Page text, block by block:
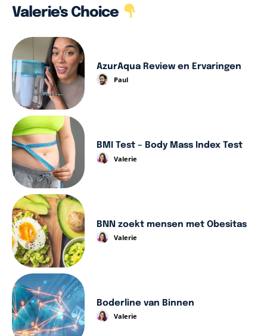
Valerie's Choice
AzurAqua Review en Ervaringen
Paul
BMI Test – Body Mass Index Test
Valerie
BNN zoekt mensen met Obesitas
Valerie
Boderline van Binnen
Valerie